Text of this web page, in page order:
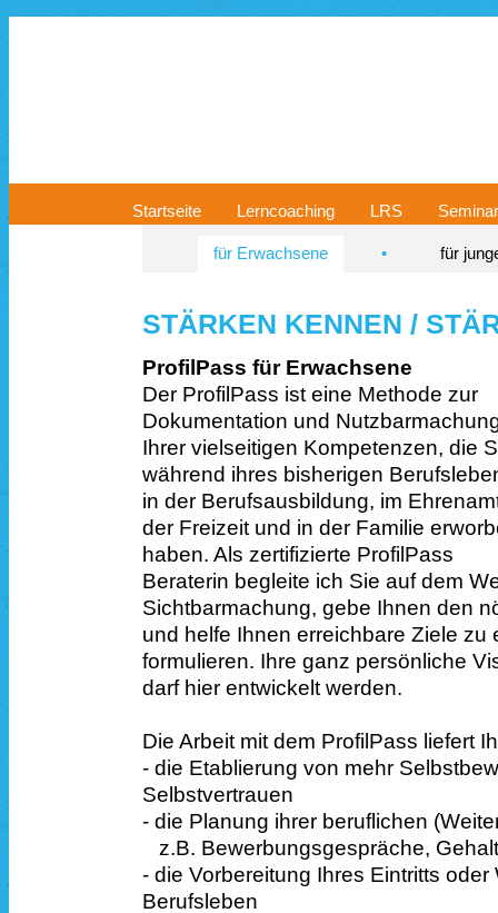
Startseite Lerncoaching LRS
für Erwachsene • für
STÄRKEN KENNEN /
ProfilPass für Erwachsene
Der ProfilPass ist eine Methode zur
Dokumentation und
Ihrer vielseitigen Kompetenzen, die
während ihres bisherigen
in der Berufsausbildung, im
der Freizeit und in der Familie
haben. Als zertifizierte ProfilPass
Beraterin begleite ich Sie auf dem
Sichtbarmachung, gebe Ihnen den
und helfe Ihnen erreichbare Ziele zu
formulieren. Ihre ganz persönliche
darf hier entwickelt werden.
Die Arbeit mit dem ProfilPass liefert
- die Etablierung von mehr
Selbstvertrauen
- die Planung ihrer beruflichen
z.B. Bewerbungsgespräche,
- die Vorbereitung Ihres Eintritts oder
Berufsleben